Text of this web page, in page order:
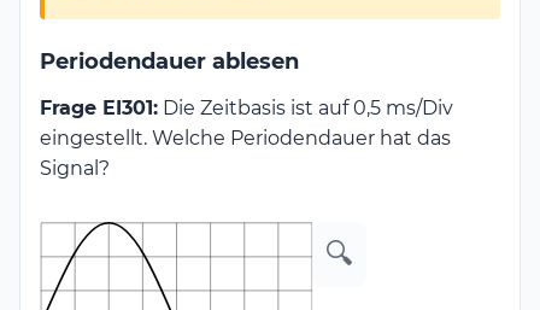
Periodendauer ablesen
Frage EI301: Die Zeitbasis ist auf 0,5 ms/Div
eingestellt. Welche Periodendauer hat das
Signal?
🔍